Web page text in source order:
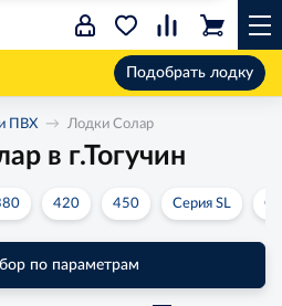
Подобрать лодку
ПВХ Лодки Солар
в г.Тогучин
420 450 Серия SL
по параметрам